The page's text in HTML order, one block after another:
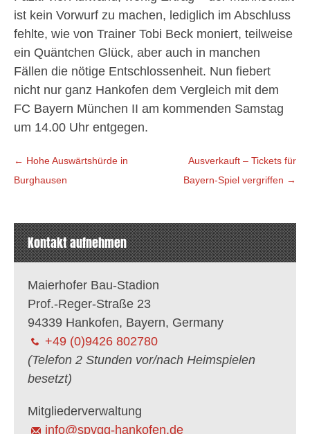
ist kein Vorwurf zu machen, lediglich im Abschluss
fehlte, wie von Trainer Tobi Beck moniert, teilweise
ein Quäntchen Glück, aber auch in manchen
Fällen die nötige Entschlossenheit. Nun fiebert
nicht nur ganz Hankofen dem Vergleich mit dem
FC Bayern München II am kommenden Samstag
um 14.00 Uhr entgegen.
Beitragsnavigation
← Hohe Auswärtshürde in
Burghausen
Ausverkauft – Tickets für
Bayern-Spiel vergriffen →
Kontakt aufnehmen
Maierhofer Bau-Stadion
Prof.-Reger-Straße 23
94339 Hankofen, Bayern, Germany
+49 (0)9426 802780
(Telefon 2 Stunden vor/nach Heimspielen
besetzt)
Mitgliederverwaltung
info@spvgg-hankofen.de